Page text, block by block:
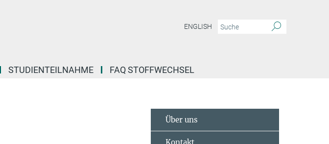
ENGLISH
STUDIENTEILNAHME FAQ STOFFWECHSEL
Über uns